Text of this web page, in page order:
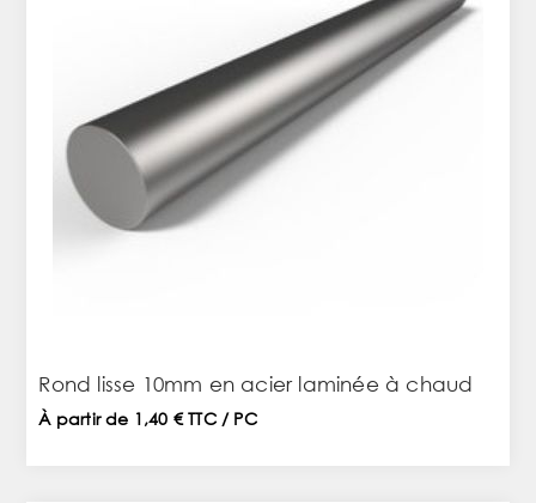
Rond lisse 10mm en acier laminée à chaud
À partir de 1,40 € TTC / PC